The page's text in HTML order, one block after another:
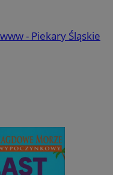
- Piekary Śląskie